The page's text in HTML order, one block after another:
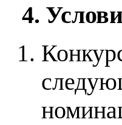
4.